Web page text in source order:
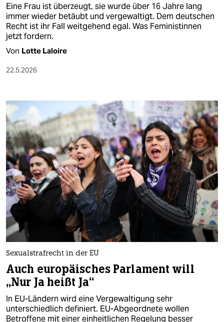
Eine Frau ist überzeugt, sie wurde über 16 Jahre lang
immer wieder betäubt und vergewaltigt. Dem deutschen
Recht ist ihr Fall weitgehend egal. Was Feministinnen
jetzt fordern.
Von Lotte Laloire
22.5.2026
Sexualstrafrecht in der EU
Auch europäisches Parlament will
„Nur Ja heißt Ja“
In EU-Ländern wird eine Vergewaltigung sehr
unterschiedlich definiert. EU-Abgeordnete wollen
Betroffene mit einer einheitlichen Regelung besser